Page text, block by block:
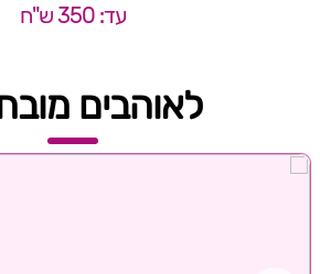
עד: 350 ש"ח
לאוהבים